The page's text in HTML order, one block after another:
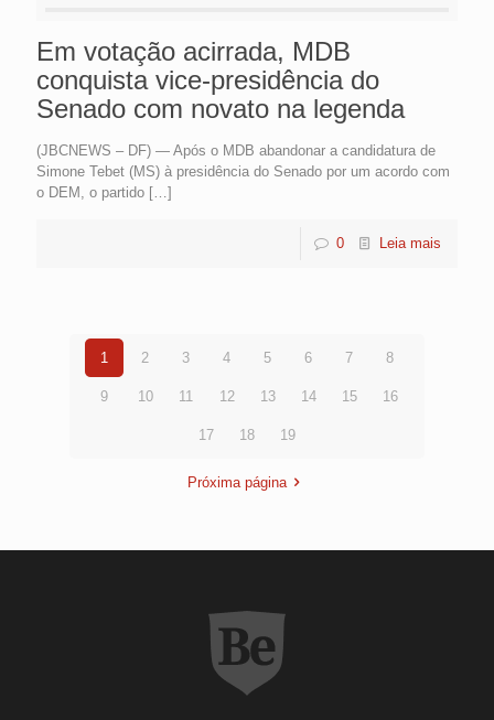
Em votação acirrada, MDB
conquista vice-presidência do
Senado com novato na legenda
(JBCNEWS – DF) — Após o MDB abandonar a candidatura de
Simone Tebet (MS) à presidência do Senado por um acordo com
o DEM, o partido […]
0 Leia mais
1 2 3 4 5 6 7 8
9 10 11 12 13 14 15 16
17 18 19
Próxima página